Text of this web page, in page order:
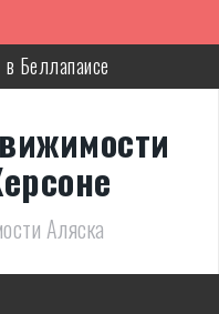
Беллапаисе
в Лапте
вилла в Алсанджаке
ремонтом
в Фамагусте
Аляска